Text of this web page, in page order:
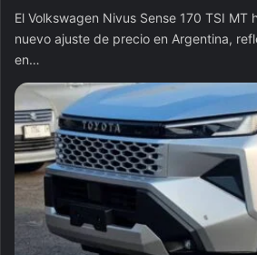
El Volkswagen Nivus Sense 170 TSI MT
nuevo ajuste de precio en Argentina,
en…